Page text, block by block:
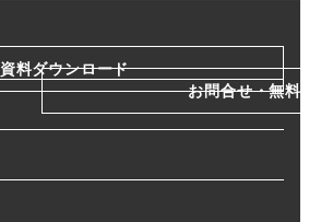
資料ダウンロード
お問合せ・無料